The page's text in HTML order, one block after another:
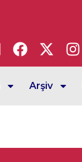
Arşiv